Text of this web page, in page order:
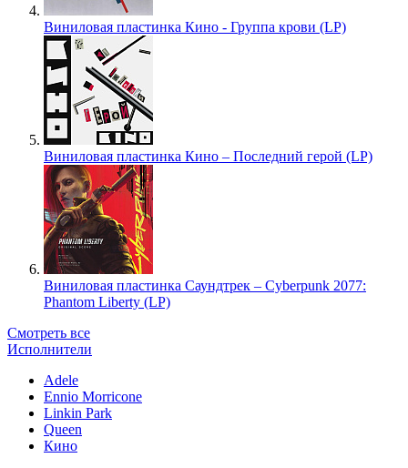
Виниловая пластинка Кино - Группа крови (LP)
Виниловая пластинка Кино – Последний герой (LP)
Виниловая пластинка Саундтрек – Cyberpunk 2077:
Phantom Liberty (LP)
Смотреть все
Исполнители
Adele
Ennio Morricone
Linkin Park
Queen
Кино